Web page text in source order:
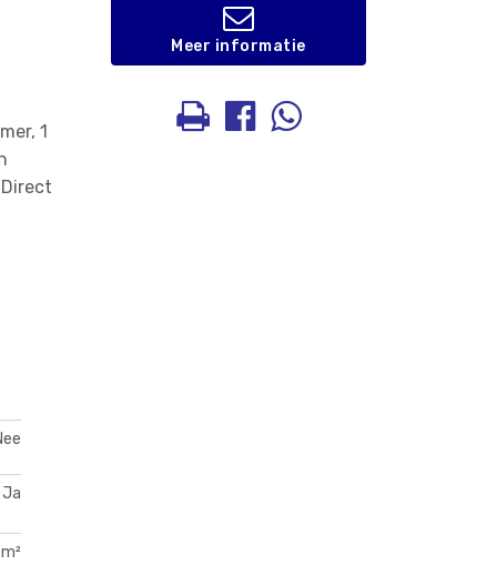
1
Ja
Meer informatie